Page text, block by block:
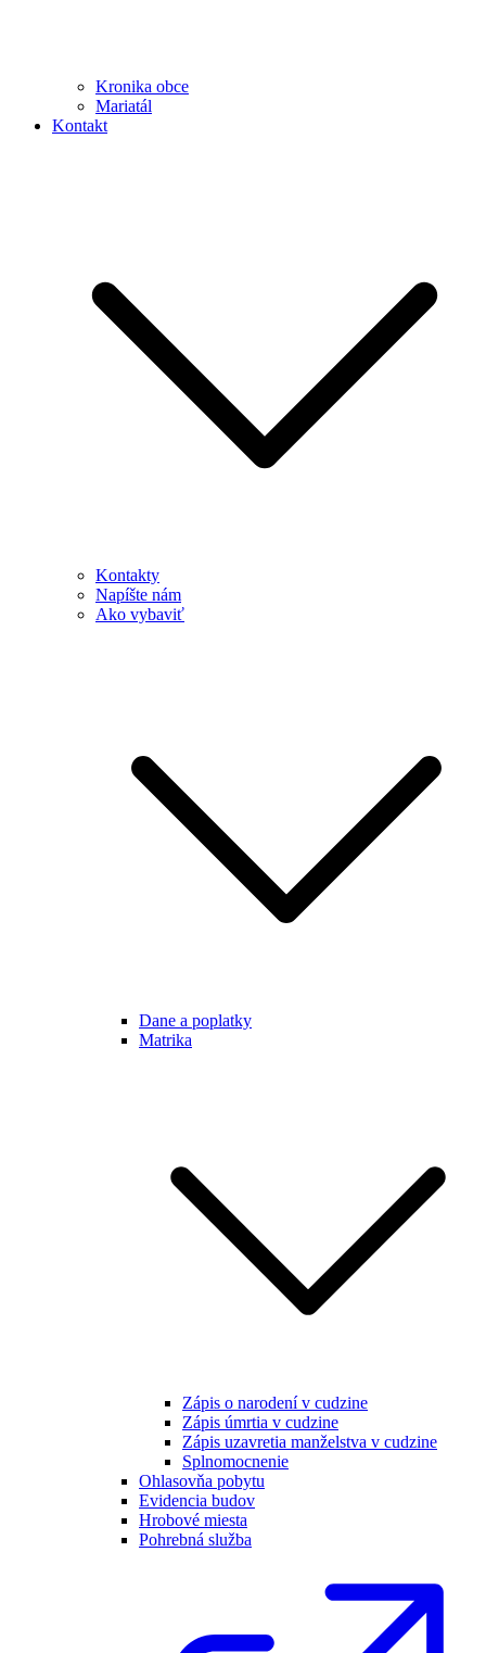
Kronika obce
Mariatál
Kontakt
Kontakty
Napíšte nám
Ako vybaviť
Dane a poplatky
Matrika
Zápis o narodení v cudzine
Zápis úmrtia v cudzine
Zápis uzavretia manželstva v cudzine
Splnomocnenie
Ohlasovňa pobytu
Evidencia budov
Hrobové miesta
Pohrebná služba